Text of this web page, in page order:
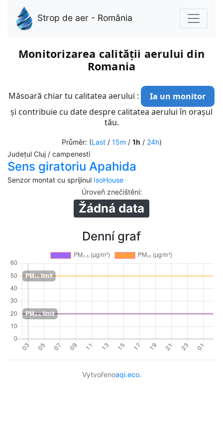
Strop de aer - România
Monitorizarea calității aerului din
Romania
Măsoară chiar tu calitatea aerului :
Ia un monitor
și contribuie cu date despre calitatea aerului în orașul
tău.
Průměr: (Last/ 15m / 1h / 24h)
Județul Cluj / campenesti
Sens giratoriu Apahida
Senzor montat cu sprijinul IsoHouse
Úroveň znečištění:
Žádná data
Denní graf
Vytvořenoaqi.eco.